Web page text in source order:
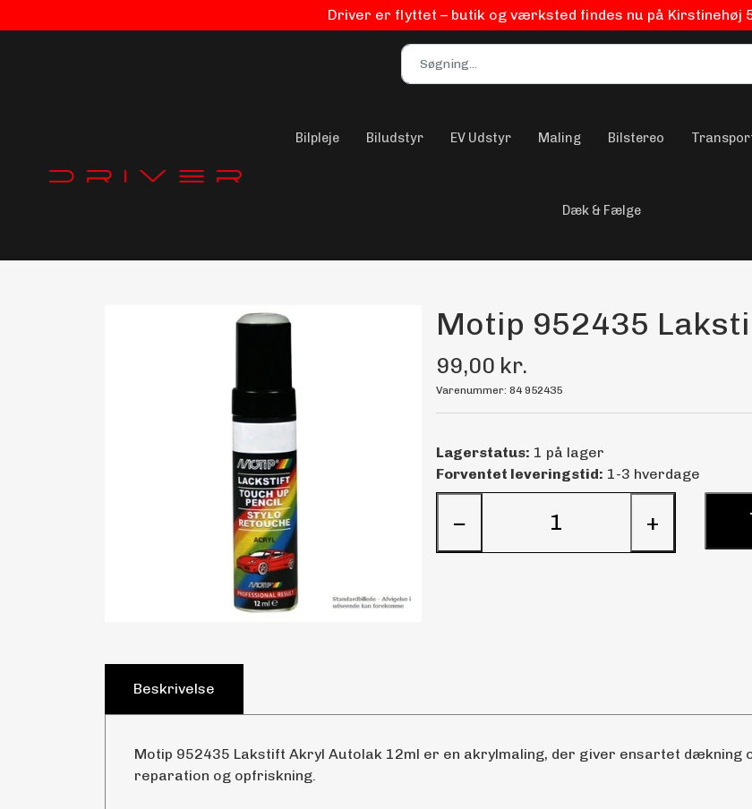
Driver er flyttet – butik og værksted findes nu på Kirstinehøj
Bilpleje Biludstyr EV Udstyr Maling Bilstereo
Dæk & Fælge
Motip 952435
99,00 kr.
Varenummer: 84 952435
Lagerstatus: 1 på lager
Forventet leveringstid: 1-3 hverdage
− +
Beskrivelse
Motip 952435 Lakstift Akryl Autolak 12ml er en akrylmaling, der giver ensartet
reparation og opfriskning.